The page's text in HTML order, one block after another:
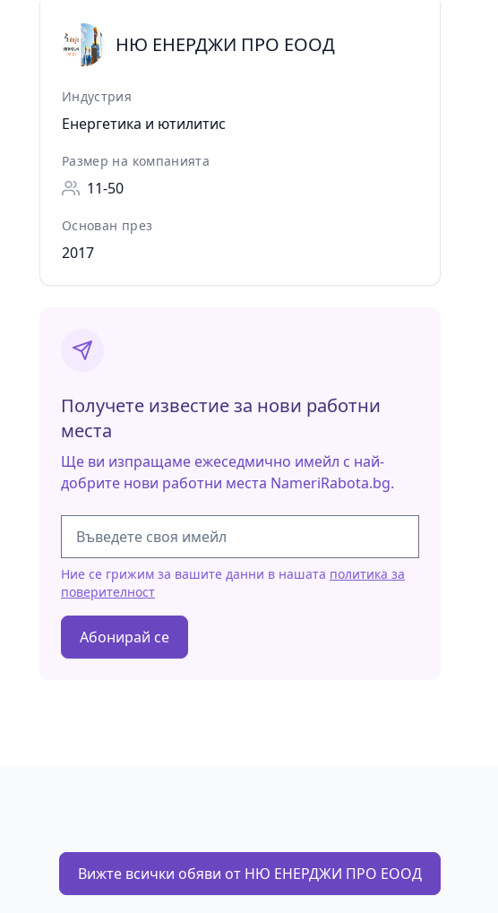
НЮ ЕНЕРДЖИ ПРО ЕООД
Индустрия
Енергетика и ютилитис
Размер на компанията
11-50
Основан през
2017
Получете известие за нови работни
места
Ще ви изпращаме ежеседмично имейл с най-
добрите нови работни места NameriRabota.bg.
Ние се грижим за вашите данни в нашата политика за
поверителност
Абонирай се
Вижте всички обяви от НЮ ЕНЕРДЖИ ПРО ЕООД